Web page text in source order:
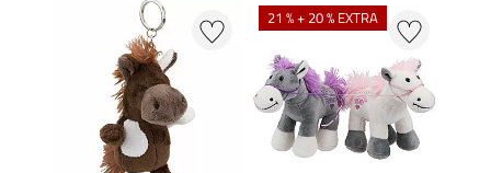
21 % + 20 % EXTRA